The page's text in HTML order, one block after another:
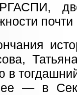
почти
Татьяна
— в